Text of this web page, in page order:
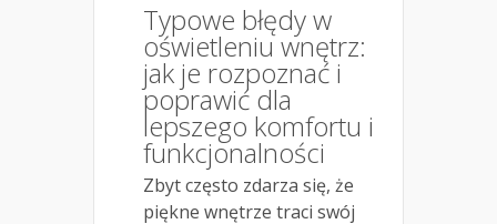
Typowe błędy w
oświetleniu wnętrz:
jak je rozpoznać i
poprawić dla
lepszego komfortu i
funkcjonalności
Zbyt często zdarza się, że
piękne wnętrze traci swój